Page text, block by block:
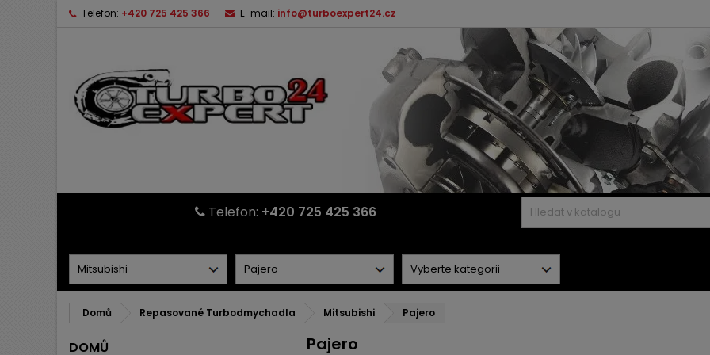
Telefon: +420 725 425 366 E-mail: info@turboexpert24.cz
Telefon: +420 725 425 366
Domů Repasované Turbodmychadla Mitsubishi Pajero
DOMŮ Pajero